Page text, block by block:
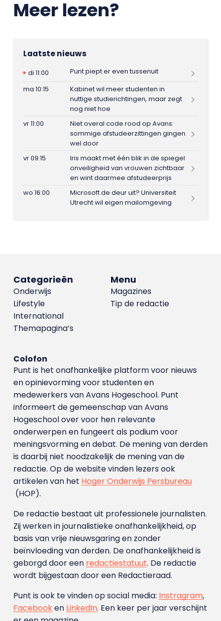
Meer lezen?
Laatste nieuws
di 11:00
Punt piept er even tussenuit
ma 10:15
Kabinet wil meer studenten in
nuttige studierichtingen, maar zegt
nog niet hoe
vr 11:00
Niet overal code rood op Avans:
sommige afstudeerzittingen gingen
wel door
vr 09:15
Iris maakt met één blik in de spiegel
onveiligheid van vrouwen zichtbaar
en wint daarmee afstudeerprijs
wo 16:00
Microsoft de deur uit? Universiteit
Utrecht wil eigen mailomgeving
Menu
Magazines
Tip de redactie
Categorieën
Onderwijs
Lifestyle
International
Themapagina’s
Colofon
Punt is het onafhankelijke platform voor nieuws
en opinievorming voor studenten en
medewerkers van Avans Hoge­school. Punt
informeert de gemeenschap van Avans
Hogeschool over voor hen relevante
onderwerpen en fungeert als podium voor
meningsvorming en debat. De mening van derden
is daarbij niet noodzakelijk de mening van de
redactie. Op de website vinden lezers ook
artikelen van het Hoger Onderwijs Persbureau
(HOP).
De redactie bestaat uit professionele journalisten.
Zij werken in journalistieke onafhankelijkheid, op
basis van vrije nieuwsgaring en zonder
beïnvloeding van derden. De onafhankelijkheid is
geborgd door een redactiestatuut. De redactie
wordt bijgestaan door een Redactieraad.
Punt is ook te vinden op social media: Instragram,
Facebooken LinkedIn. Een keer per jaar verschijnt